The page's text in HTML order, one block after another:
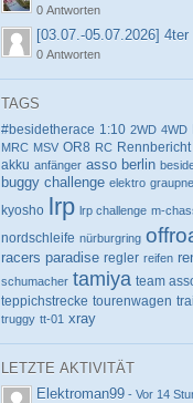
0 Antworten
[03.07.-05.07.2026]
0 Antworten
TAGS
#besidetherace 1:10 2WD 4WD
MRC MSV OR8 RC Rennbericht
akku anfänger asso berlin
buggy challenge elektro
kyosho lrp lrp challenge m-
nordschleife nürburgring
racers paradise regler reifen
schumacher tamiya team
teppichstrecke tourenwagen
truggy tt-01 xray
LETZTE AKTIVITÄT
Elektroman99 - Vor 14